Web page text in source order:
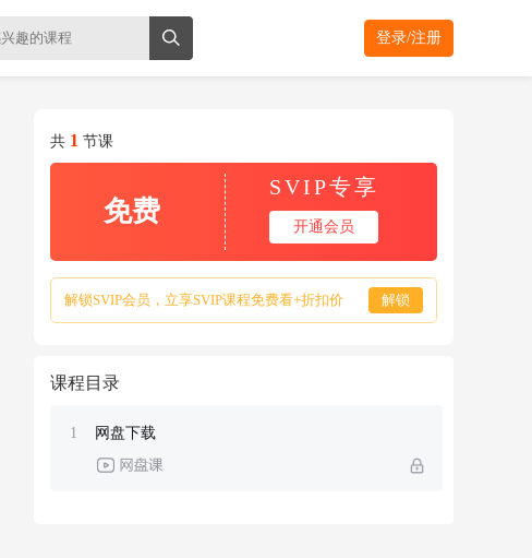
登录/注册
共 1 节课
免费
SVIP专享
开通会员
解锁SVIP会员，立享SVIP课程免费看+折扣价 解锁
课程目录
1 网盘下载